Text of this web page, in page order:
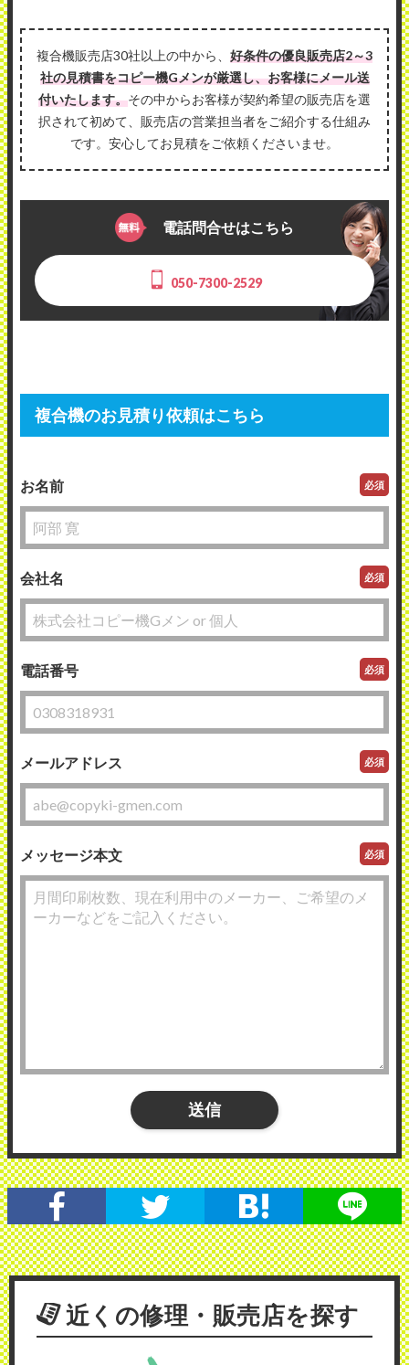
複合機販売店30社以上の中から、 好条件の優良販売店2～3
社の見積書をコピー機Gメンが厳選し、お客様にメール送
付いたします。その中からお客様が契約希望の販売店を選
択されて初めて、販売店の営業担当者をご紹介する仕組み
です。安心してお見積をご依頼くださいませ。
電話問合せはこちら
050-7300-2529
複合機のお見積り依頼はこちら
お名前 必須
会社名 必須
電話番号 必須
メールアドレス 必須
メッセージ本文 必須
近くの修理・販売店を探す